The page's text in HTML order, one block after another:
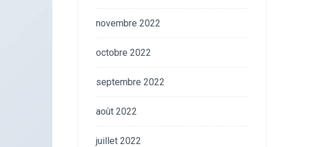
novembre 2022
octobre 2022
septembre 2022
août 2022
juillet 2022